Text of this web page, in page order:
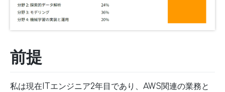
前提
私は現在ITエンジニア2年目であり、AWS関連の業務と